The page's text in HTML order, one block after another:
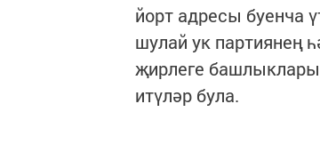
йорт адресы буенча
шулай ук партиянең
җирлеге
итүләр була.